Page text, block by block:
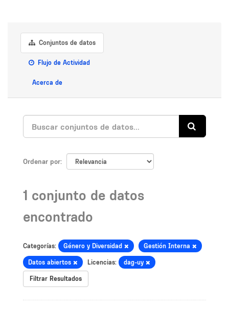
Conjuntos de datos
Flujo de Actividad
Acerca de
Ordenar por
1 conjunto de datos
encontrado
Categorías: Género y Diversidad Gestión Interna
Datos abiertos Licencias: dag-uy
Filtrar Resultados